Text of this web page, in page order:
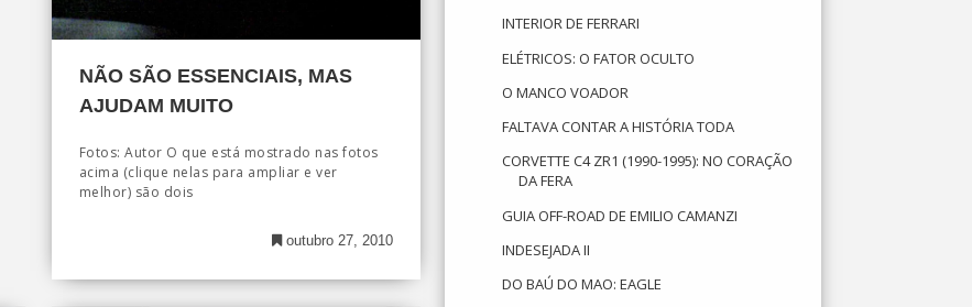
NÃO SÃO ESSENCIAIS, MAS
AJUDAM MUITO
Fotos: Autor O que está mostrado nas fotos
acima (clique nelas para ampliar e ver
melhor) são dois
outubro 27, 2010
INTERIOR DE FERRARI
ELÉTRICOS: O FATOR OCULTO
O MANCO VOADOR
FALTAVA CONTAR A HISTÓRIA TODA
CORVETTE C4 ZR1 (1990-1995): NO CORAÇÃO
DA FERA
GUIA OFF-ROAD DE EMILIO CAMANZI
INDESEJADA II
DO BAÚ DO MAO: EAGLE